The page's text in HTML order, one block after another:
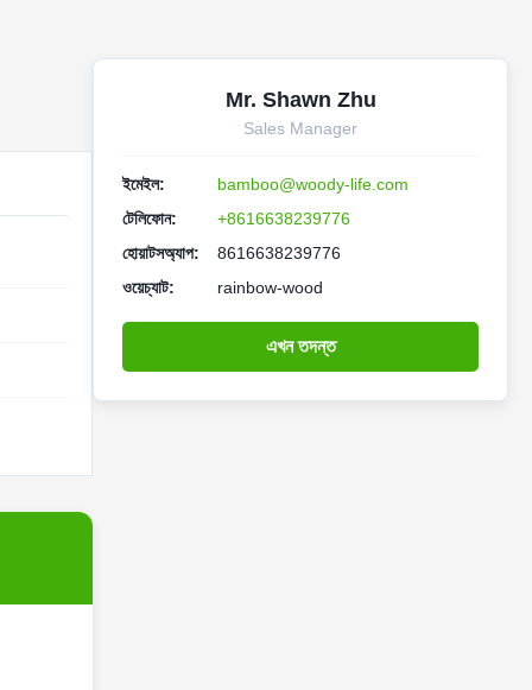
Mr. Shawn Zhu
Sales Manager
ইমেইল:
bamboo@woody-life.com
টেলিফোন:
+8616638239776
হোয়াটসঅ্যাপ:
8616638239776
ওয়েচ্যাট:
rainbow-wood
এখন তদন্ত